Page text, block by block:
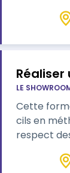
LE
Cette
cils en
respect